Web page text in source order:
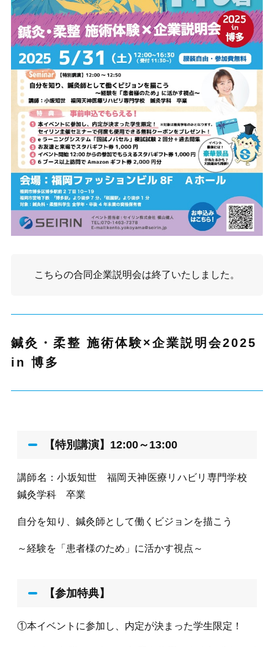
こちらの合同企業説明会は終了いたしました。
鍼灸・柔整 施術体験×企業説明会2025
in 博多
【特別講演】12:00～13:00
講師名：小坂知世 福岡天神医療リハビリ専門学校
鍼灸学科 卒業
自分を知り、鍼灸師として働くビジョンを描こう
～経験を「患者様のため」に活かす視点～
【参加特典】
①本イベントに参加し、内定が決まった学生限定！